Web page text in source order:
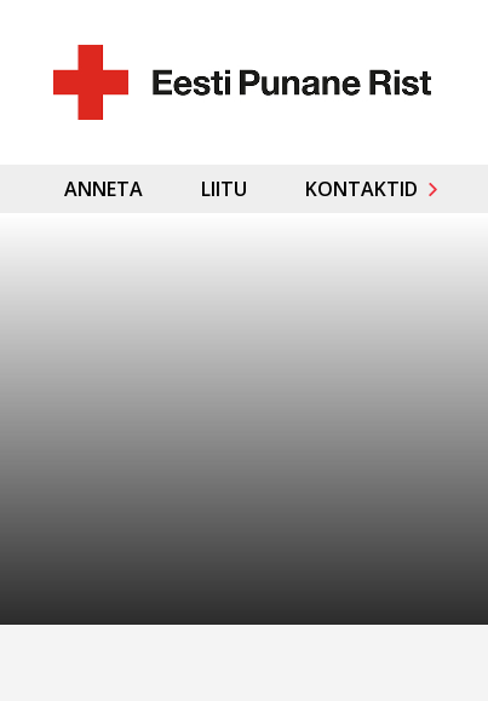
ANNETA LIITU KONTAKTID